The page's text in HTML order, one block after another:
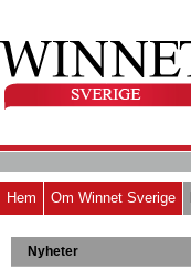
Hem Om Winnet Sverige
Nyheter